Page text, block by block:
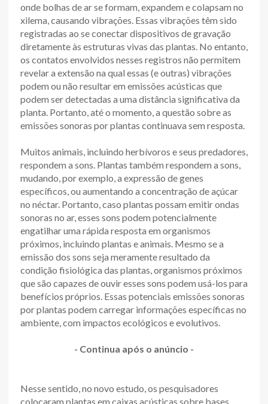
onde bolhas de ar se formam, expandem e colapsam no
xilema, causando vibrações. Essas vibrações têm sido
registradas ao se conectar dispositivos de gravação
diretamente às estruturas vivas das plantas. No entanto,
os contatos envolvidos nesses registros não permitem
revelar a extensão na qual essas (e outras) vibrações
podem ou não resultar em emissões acústicas que
podem ser detectadas a uma distância significativa da
planta. Portanto, até o momento, a questão sobre as
emissões sonoras por plantas continuava sem resposta.
Muitos animais, incluindo herbívoros e seus predadores,
respondem a sons. Plantas também respondem a sons,
mudando, por exemplo, a expressão de genes
específicos, ou aumentando a concentração de açúcar
no néctar. Portanto, caso plantas possam emitir ondas
sonoras no ar, esses sons podem potencialmente
engatilhar uma rápida resposta em organismos
próximos, incluindo plantas e animais. Mesmo se a
emissão dos sons seja meramente resultado da
condição fisiológica das plantas, organismos próximos
que são capazes de ouvir esses sons podem usá-los para
benefícios próprios. Essas potenciais emissões sonoras
por plantas podem carregar informações específicas no
ambiente, com impactos ecológicos e evolutivos.
- Continua após o anúncio -
Nesse sentido, no novo estudo, os pesquisadores
colocaram plantas em caixas acústicas sobre bases